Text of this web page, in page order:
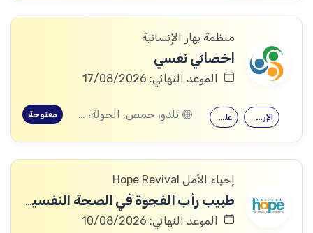
منظمة بهار الإنسانية
اخصائي نفسي
الموعد النهائي: 17/08/2026
علم النفس الإرشاد النفسي تلدو، حمص, الحولة، حمص مفتوحة
إحياء الأمل Hope Revival
طبيب رأب الفجوة في الصحة النفسية (mhGAP Doctor)
الموعد النهائي: 10/08/2026